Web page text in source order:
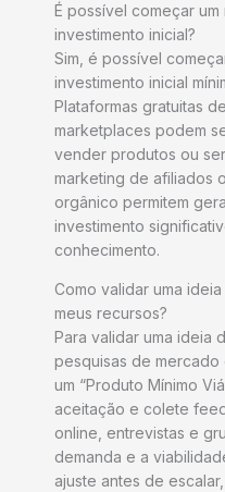
É possível começar
investimento inicial?
Sim, é possível
investimento inicial
Plataformas gratuitas
marketplaces podem
vender produtos ou
marketing de afiliados
orgânico permitem
investimento
conhecimento.
Como validar uma
meus recursos?
Para validar uma ideia
pesquisas de
um “Produto Mínimo
aceitação e colete
online, entrevistas e
demanda e a
ajuste antes de